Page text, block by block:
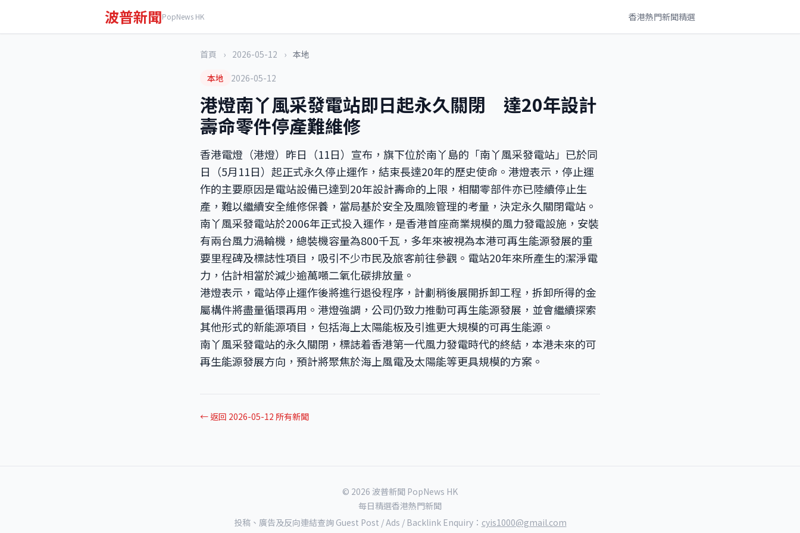
波普新聞PopNews HK 香港熱門新聞精選
首頁 › 2026-05-12 › 本地
本地
2026-05-12
港燈南丫風采發電站即日起永久關閉 達20年設計
壽命零件停產難維修
香港電燈（港燈）昨日（11日）宣布，旗下位於南丫島的「南丫風采發電站」已於同
日（5月11日）起正式永久停止運作，結束長達20年的歷史使命。港燈表示，停止運
作的主要原因是電站設備已達到20年設計壽命的上限，相關零部件亦已陸續停止生
產，難以繼續安全維修保養，當局基於安全及風險管理的考量，決定永久關閉電站。
南丫風采發電站於2006年正式投入運作，是香港首座商業規模的風力發電設施，安裝
有兩台風力渦輪機，總裝機容量為800千瓦，多年來被視為本港可再生能源發展的重
要里程碑及標誌性項目，吸引不少市民及旅客前往參觀。電站20年來所產生的潔淨電
力，估計相當於減少逾萬噸二氧化碳排放量。
港燈表示，電站停止運作後將進行退役程序，計劃稍後展開拆卸工程，拆卸所得的金
屬構件將盡量循環再用。港燈強調，公司仍致力推動可再生能源發展，並會繼續探索
其他形式的新能源項目，包括海上太陽能板及引進更大規模的可再生能源。
南丫風采發電站的永久關閉，標誌着香港第一代風力發電時代的終結，本港未來的可
再生能源發展方向，預計將聚焦於海上風電及太陽能等更具規模的方案。
← 返回 2026-05-12 所有新聞
© 2026 波普新聞 PopNews HK
每日精選香港熱門新聞
投稿、廣告及反向連結查詢 Guest Post / Ads / Backlink Enquiry： cyis1000@gmail.com